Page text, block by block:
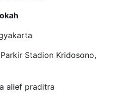
Stadion Kridosono,
alief praditra